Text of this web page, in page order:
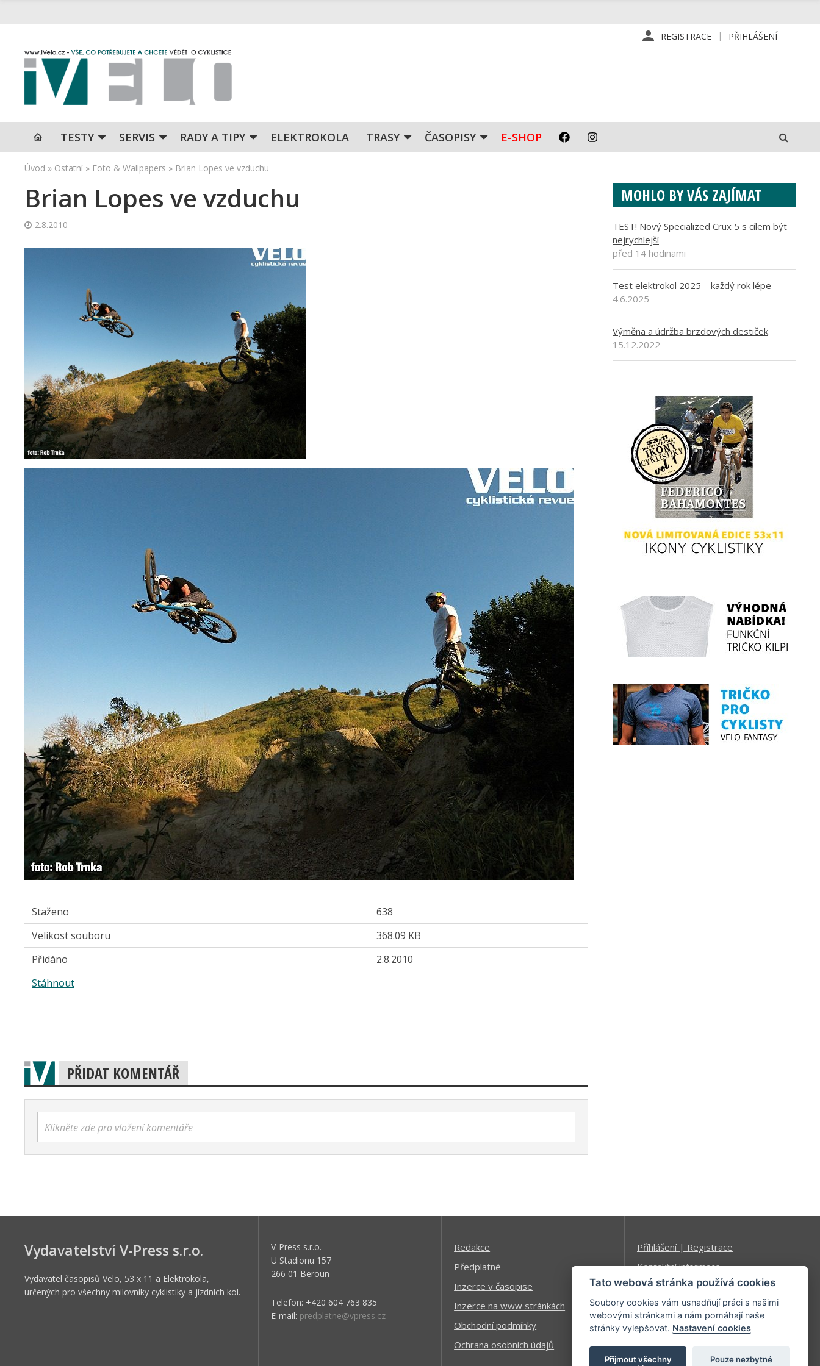
REGISTRACE PŘIHLÁŠENÍ
TESTY SERVIS RADY A TIPY ELEKTROKOLA TRASY ČASOPISY E-SHOP
Úvod » Ostatní » Foto & Wallpapers » Brian Lopes ve vzduchu
Brian Lopes ve vzduchu
2.8.2010
Staženo
638
Velikost souboru
368.09 KB
Přidáno
2.8.2010
Stáhnout
PŘIDAT KOMENTÁŘ
Klikněte zde pro vložení komentáře
MOHLO BY VÁS ZAJÍMAT
TEST! Nový Specialized Crux 5 s cílem být
nejrychlejší
před 14 hodinami
Test elektrokol 2025 – každý rok lépe
4.6.2025
Výměna a údržba brzdových destiček
15.12.2022
Vydavatelství V-Press s.r.o.
Vydavatel časopisů Velo, 53 x 11 a Elektrokola,
určených pro všechny milovníky cyklistiky a jízdních kol.
V-Press s.r.o.
U Stadionu 157
266 01 Beroun
Telefon: +420 604 763 835
E-mail: predplatne@vpress.cz
Redakce
Předplatné
Inzerce v časopise
Inzerce na www stránkách
Obchodní podmínky
Ochrana osobních údajů
Příhlášení | Registrace
Kontaktní informace
Mapa stránek
Tato webová stránka používá cookies
Soubory cookies vám usnadňují práci s našimi
webovými stránkami a nám pomáhají naše
stránky vylepšovat. Nastavení cookies
Přijmout všechny
Pouze nezbytné